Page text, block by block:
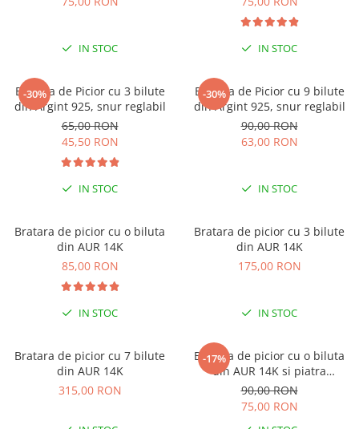
Coliere cu mărgele colorate și
Coliere cu pietre semiprețioase
IN STOC IN STOC
-30%
Bratara de Picior cu 3 bilute
din Argint 925, snur reglabil
65,00 RON
45,50 RON
IN STOC
-30%
Bratara de Picior cu 9 bilute
din Argint 925, snur reglabil
90,00 RON
63,00 RON
IN STOC
Bratara de picior cu o biluta
din AUR 14K
85,00 RON
IN STOC
Bratara de picior cu 3 bilute
din AUR 14K
175,00 RON
IN STOC
Bratara de picior cu 7 bilute
din AUR 14K
315,00 RON
-17%
Bratara de picior cu o biluta
din AUR 14K si piatra
Naturala Ametist
90,00 RON
75,00 RON